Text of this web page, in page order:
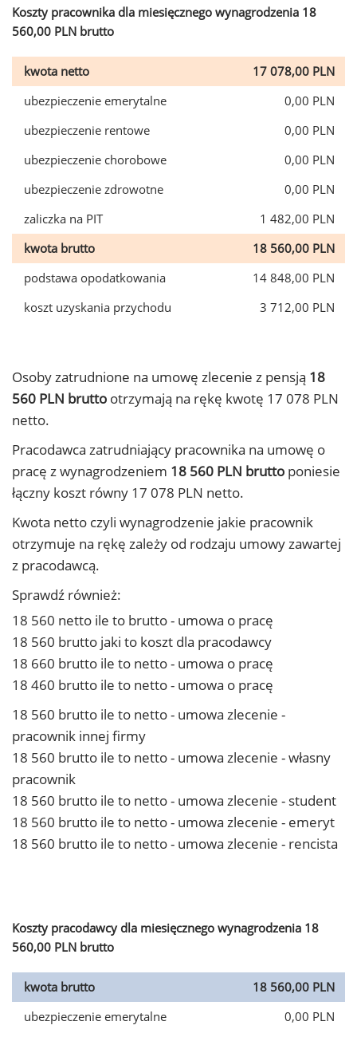
Koszty pracownika dla miesięcznego wynagrodzenia 18
560,00 PLN brutto
kwota netto
17 078,00 PLN
ubezpieczenie emerytalne
0,00 PLN
ubezpieczenie rentowe
0,00 PLN
ubezpieczenie chorobowe
0,00 PLN
ubezpieczenie zdrowotne
0,00 PLN
zaliczka na PIT
1 482,00 PLN
kwota brutto
18 560,00 PLN
podstawa opodatkowania
14 848,00 PLN
koszt uzyskania przychodu
3 712,00 PLN
Osoby zatrudnione na umowę zlecenie z pensją 18
560 PLN brutto otrzymają na rękę kwotę 17 078 PLN
netto.
Pracodawca zatrudniający pracownika na umowę o
pracę z wynagrodzeniem 18 560 PLN brutto poniesie
łączny koszt równy 17 078 PLN netto.
Kwota netto czyli wynagrodzenie jakie pracownik
otrzymuje na rękę zależy od rodzaju umowy zawartej
z pracodawcą.
Sprawdź również:
18 560 netto ile to brutto - umowa o pracę
18 560 brutto jaki to koszt dla pracodawcy
18 660 brutto ile to netto - umowa o pracę
18 460 brutto ile to netto - umowa o pracę
18 560 brutto ile to netto - umowa zlecenie -
pracownik innej firmy
18 560 brutto ile to netto - umowa zlecenie - własny
pracownik
18 560 brutto ile to netto - umowa zlecenie - student
18 560 brutto ile to netto - umowa zlecenie - emeryt
18 560 brutto ile to netto - umowa zlecenie - rencista
Koszty pracodawcy dla miesięcznego wynagrodzenia 18
560,00 PLN brutto
kwota brutto
18 560,00 PLN
ubezpieczenie emerytalne
0,00 PLN